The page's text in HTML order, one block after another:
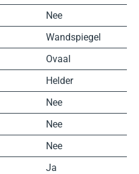
Nee
Wandspiegel
Ovaal
Helder
Nee
Nee
Nee
Ja